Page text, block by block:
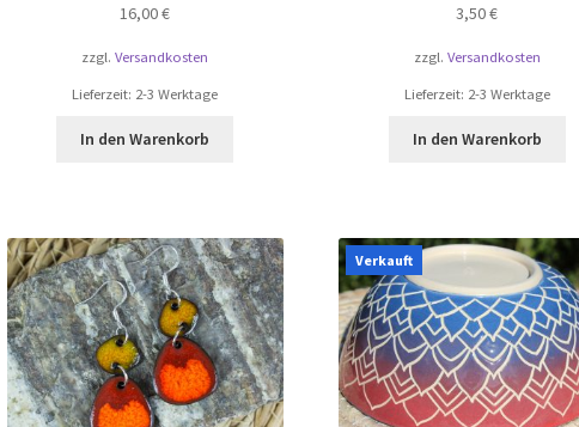
16,00€
zzgl.Versandkosten
Lieferzeit: 2-3 Werktage
In den Warenkorb
3,50€
zzgl. Versandkosten
Lieferzeit: 2-3 Werktage
In den Warenkorb
Verkauft